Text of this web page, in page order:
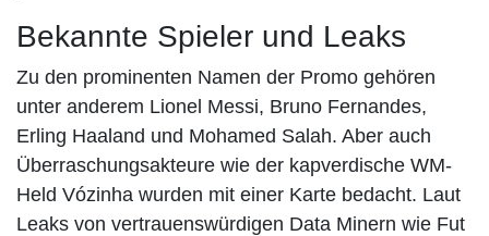
Bekannte Spieler und Leaks
Zu den prominenten Namen der Promo gehören
unter anderem Lionel Messi, Bruno Fernandes,
Erling Haaland und Mohamed Salah. Aber auch
Überraschungsakteure wie der kapverdische WM-
Held Vózinha wurden mit einer Karte bedacht. Laut
Leaks von vertrauenswürdigen Data Minern wie Fut